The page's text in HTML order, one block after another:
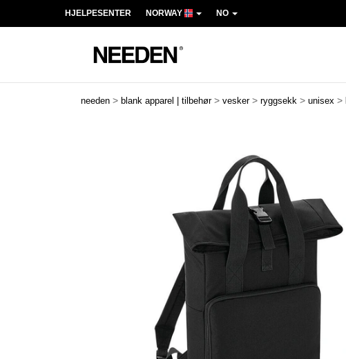
HJELPESENTER NORWAY NO
needen > blank apparel | tilbehør > vesker > ryggsekk > unisex >